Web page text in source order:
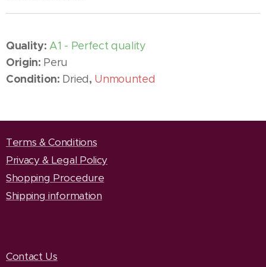
Quality: A1 - Perfect quality
Origin: Peru
Condition: Dried, Unmounted
Terms & Conditions
Privacy & Legal Policy
Shopping Procedure
Shipping information
Contact Us